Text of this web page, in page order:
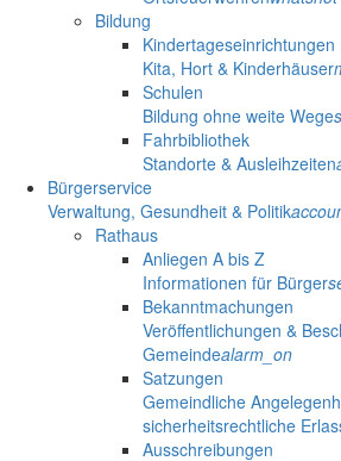
Bildung
Kindertageseinrichtungen
Kita, Hort & Kinderhäuser
Schulen
Bildung ohne weite Wege
Fahrbibliothek
Standorte & Ausleihzeiten
Bürgerservice
Verwaltung, Gesundheit & Politik
Rathaus
Anliegen A bis Z
Informationen für Bürger
Bekanntmachungen
Veröffentlichungen &
Gemeindealarm_on
Satzungen
Gemeindliche
sicherheitsrechtliche
Ausschreibungen